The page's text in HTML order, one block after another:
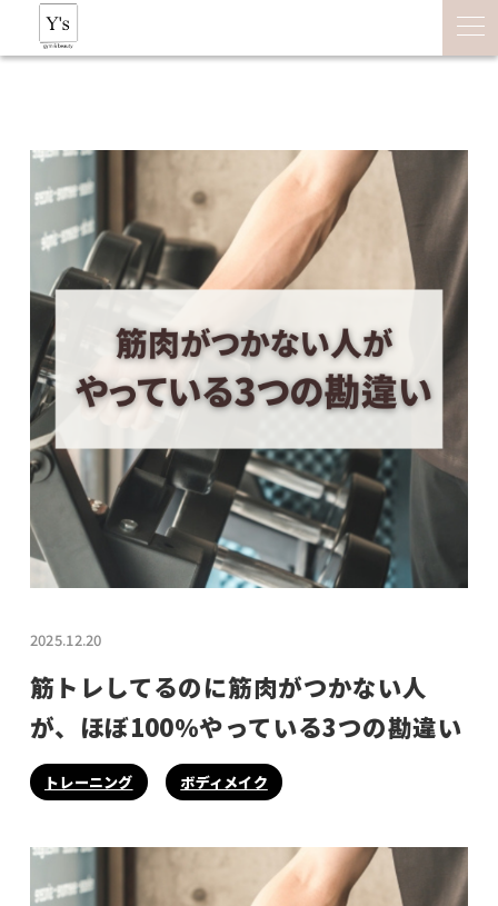
2025.12.20
筋トレしてるのに筋肉がつかない人
が、ほぼ100％やっている3つの勘違い
トレーニング ボディメイク